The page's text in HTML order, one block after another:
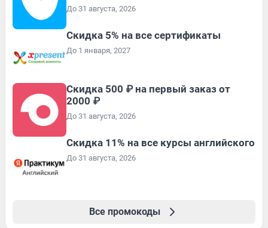
До 31 августа, 2026
Скидка 5% на все сертификаты
До 1 января, 2027
Скидка 500 ₽ на первый заказ от
2000 ₽
До 31 августа, 2026
Скидка 11% на все курсы английского
До 31 августа, 2026
Все промокоды